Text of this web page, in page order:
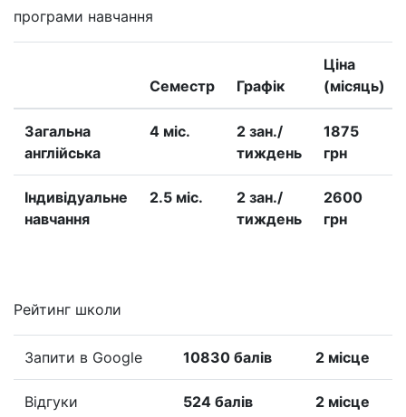
програми навчання
Семестр Графік
Ціна
(місяць)
Загальна
англійська
4 міс.
2 зан./
тиждень
1875
грн
Iндивідуальне
навчання
2.5 міс.
2 зан./
тиждень
2600
грн
Рейтинг школи
Запити в Google 10830 балів 2 місце
Відгуки 524 балів 2 місце